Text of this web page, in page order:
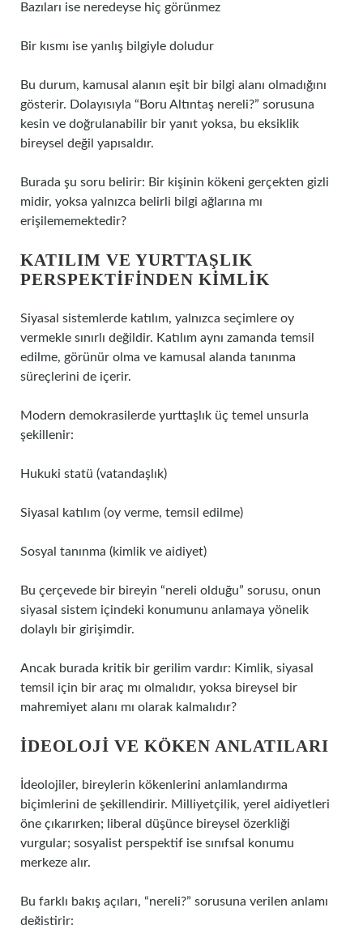
Bazıları ise neredeyse hiç görünmez
Bir kısmı ise yanlış bilgiyle doludur
Bu durum, kamusal alanın eşit bir bilgi alanı olmadığını
gösterir. Dolayısıyla “Boru Altıntaş nereli?” sorusuna
kesin ve doğrulanabilir bir yanıt yoksa, bu eksiklik
bireysel değil yapısaldır.
Burada şu soru belirir: Bir kişinin kökeni gerçekten gizli
midir, yoksa yalnızca belirli bilgi ağlarına mı
erişilememektedir?
KATILIM VE YURTTAŞLIK
PERSPEKTIFINDEN KIMLIK
Siyasal sistemlerde katılım, yalnızca seçimlere oy
vermekle sınırlı değildir. Katılım aynı zamanda temsil
edilme, görünür olma ve kamusal alanda tanınma
süreçlerini de içerir.
Modern demokrasilerde yurttaşlık üç temel unsurla
şekillenir:
Hukuki statü (vatandaşlık)
Siyasal katılım (oy verme, temsil edilme)
Sosyal tanınma (kimlik ve aidiyet)
Bu çerçevede bir bireyin “nereli olduğu” sorusu, onun
siyasal sistem içindeki konumunu anlamaya yönelik
dolaylı bir girişimdir.
Ancak burada kritik bir gerilim vardır: Kimlik, siyasal
temsil için bir araç mı olmalıdır, yoksa bireysel bir
mahremiyet alanı mı olarak kalmalıdır?
İDEOLOJI VE KÖKEN ANLATILARI
İdeolojiler, bireylerin kökenlerini anlamlandırma
biçimlerini de şekillendirir. Milliyetçilik, yerel aidiyetleri
öne çıkarırken; liberal düşünce bireysel özerkliği
vurgular; sosyalist perspektif ise sınıfsal konumu
merkeze alır.
Bu farklı bakış açıları, “nereli?” sorusuna verilen anlamı
değiştirir: